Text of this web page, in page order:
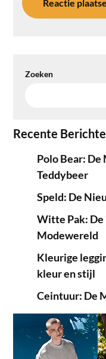
Zoeken
Recente
Polo Bear: De
Teddybeer
Speld: De
Witte Pak: De
Modewereld
Kleurige
kleur en stijl
Ceintuur: De